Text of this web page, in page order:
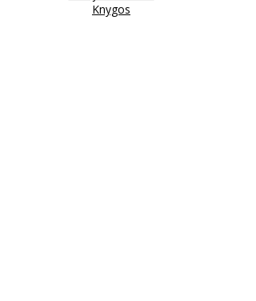
Knygos